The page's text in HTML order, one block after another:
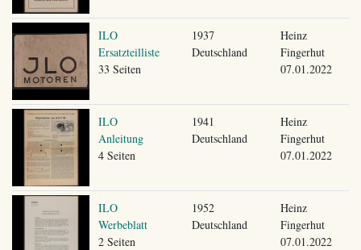
ILO
Ersatzteilliste
33 Seiten
1937
Deutschland
Heinz
Fingerhut
07.01.2022
ILO
Anleitung
4 Seiten
1941
Deutschland
Heinz
Fingerhut
07.01.2022
ILO
Werbeblatt
2 Seiten
1952
Deutschland
Heinz
Fingerhut
07.01.2022